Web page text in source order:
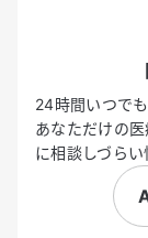
24時間いつで
あなただけの
に相談しづら